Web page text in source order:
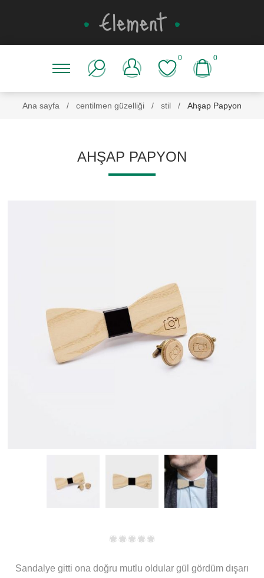
0 0
Ana sayfa / centilmen güzelliği / stil / Ahşap Papyon
AHŞAP PAPYON
Sandalye gitti ona doğru mutlu oldular gül gördüm dışarı